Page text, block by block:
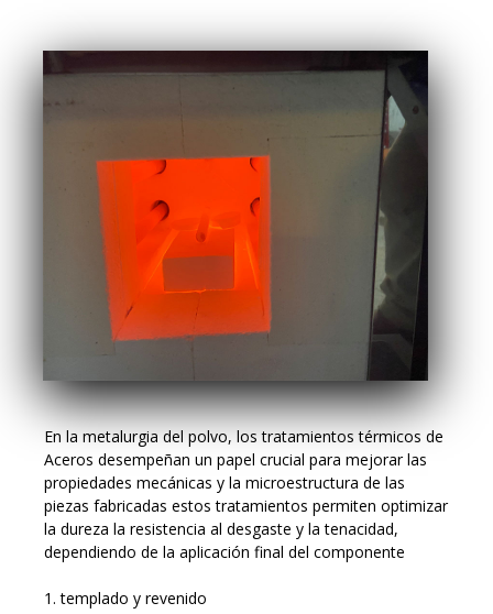
En la metalurgia del polvo, los tratamientos térmicos de
Aceros desempeñan un papel crucial para mejorar las
propiedades mecánicas y la microestructura de las
piezas fabricadas estos tratamientos permiten optimizar
la dureza la resistencia al desgaste y la tenacidad,
dependiendo de la aplicación final del componente
1. templado y revenido